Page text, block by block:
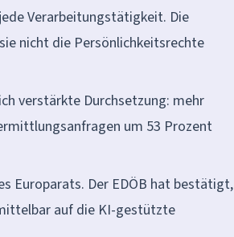
Verarbeitungstätigkeit. Die
nicht die Persönlichkeitsrechte
verstärkte Durchsetzung: mehr
um 53 Prozent
Europarats. Der EDÖB hat bestätigt,
auf die KI-gestützte